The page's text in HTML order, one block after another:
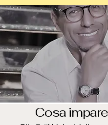
Cosa